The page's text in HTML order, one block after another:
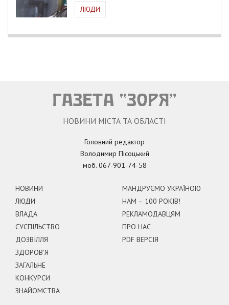
ЛЮДИ
НОВИНИ МІСТА ТА ОБЛАСТІ
Головний редактор
Володимир Пісоцький
моб. 067-901-74-58
НОВИНИ
ЛЮДИ
ВЛАДА
СУСПІЛЬСТВО
ДОЗВІЛЛЯ
ЗДОРОВ’Я
ЗАГАЛЬНЕ
КОНКУРСИ
ЗНАЙОМСТВА
МАНДРУЄМО УКРАЇНОЮ
НАМ – 100 РОКІВ!
РЕКЛАМОДАВЦЯМ
ПРО НАС
PDF ВЕРСІЯ